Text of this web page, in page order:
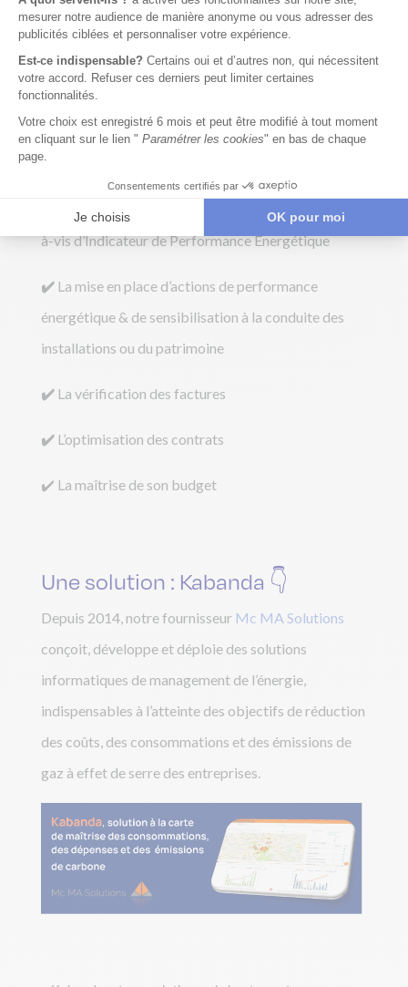
de management de l’énergie :​
✔️ La maîtrise des consommations d’énergie (talons,
appel de puissance, profil nominal)​
✔️ La compréhension des impacts économiques de la
conduite des installations
L’identification de dérives de consommation vis-
à-vis d’Indicateur de Performance Energétique​
✔️ La mise en place d’actions de performance
énergétique & de sensibilisation à la conduite des
installations ou du patrimoine​
✔️ La vérification des factures​
✔️ L’optimisation des contrats​
✔️ La maîtrise de son budget
Une solution : Kabanda 👇
Depuis 2014, notre fournisseur Mc MA Solutions
conçoit, développe et déploie des solutions
informatiques de management de l’énergie,
indispensables à l’atteinte des objectifs de réduction
des coûts, des consommations et des émissions de
gaz à effet de serre des entreprises.